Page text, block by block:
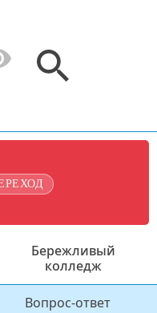
Бережливый
колледж
Вопрос-ответ